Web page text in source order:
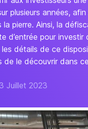
plusieurs années, afin
pierre. Ainsi, la
d’entrée pour investir
détails de ce
de le découvrir dans
Juillet 2023